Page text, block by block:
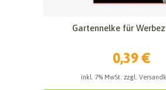
Gartennelke für
0,39 €
inkl. 7% MwSt. zzgl.